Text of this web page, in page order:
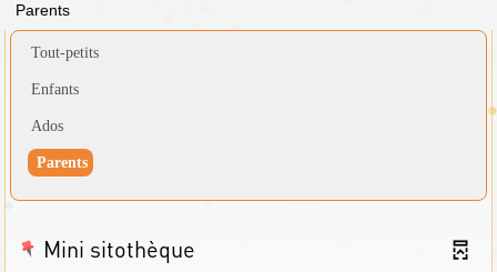
Parents
Tout-petits
Enfants
Ados
Parents
Mini sitothèque